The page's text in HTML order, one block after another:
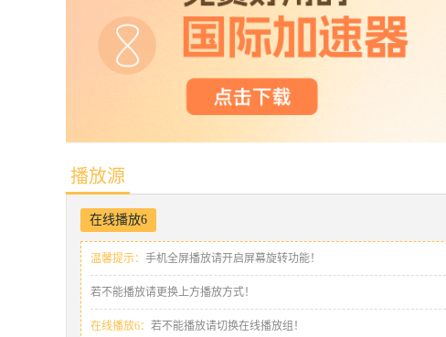
播放源
在线播放6
温馨提示： 手机全屏播放请开启屏幕旋转功能！
若不能播放请更换上方播放方式！
在线播放6： 若不能播放请切换在线播放组！